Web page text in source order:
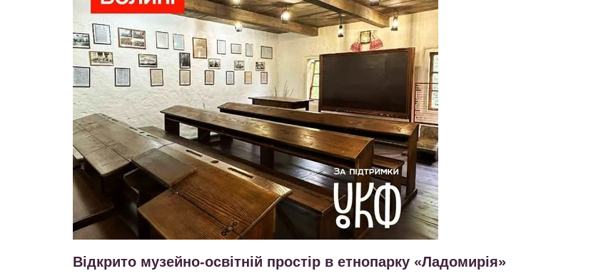
Відкрито музейно-освітній простір в етнопарку «Ладомирія»